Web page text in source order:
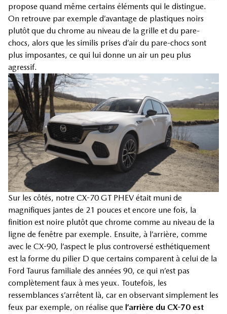
propose quand même certains éléments qui le distingue.
On retrouve par exemple d’avantage de plastiques noirs
plutôt que du chrome au niveau de la grille et du pare-
chocs, alors que les similis prises d’air du pare-chocs sont
plus imposantes, ce qui lui donne un air un peu plus
agressif.
Sur les côtés, notre CX-70 GT PHEV était muni de
magnifiques jantes de 21 pouces et encore une fois, la
finition est noire plutôt que chrome comme au niveau de la
ligne de fenêtre par exemple. Ensuite, à l’arrière, comme
avec le CX-90, l’aspect le plus controversé esthétiquement
est la forme du pilier D que certains comparent à celui de la
Ford Taurus familiale des années 90, ce qui n’est pas
complètement faux à mes yeux. Toutefois, les
ressemblances s’arrêtent là, car en observant simplement les
feux par exemple, on réalise que l’arrière du CX-70 est